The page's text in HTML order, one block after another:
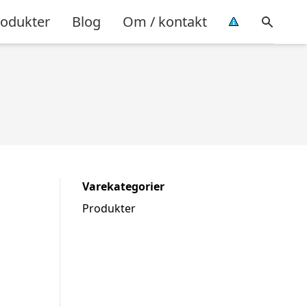
Blog Om / kontakt
Varekategorier
Produkter